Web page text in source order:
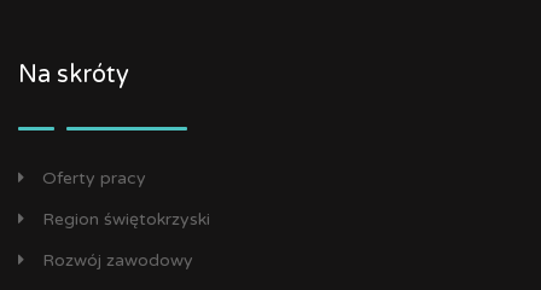
Na skróty
Oferty pracy
Region świętokrzyski
Rozwój zawodowy